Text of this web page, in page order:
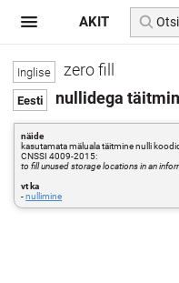
zero fill
nullidega
näide
kasutamata mäluala täitmine nulli
CNSSI 4009-2015:
to fill unused storage locations in an
vt ka
-nullimine
AKIT